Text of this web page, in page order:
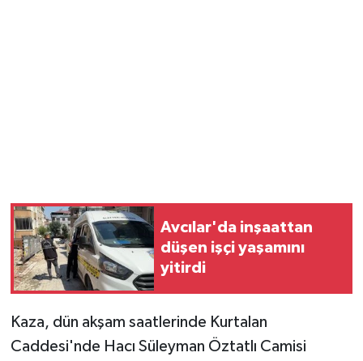
Avcılar'da inşaattan
düşen işçi yaşamını
yitirdi
Kaza, dün akşam saatlerinde Kurtalan
Caddesi'nde Hacı Süleyman Öztatlı Camisi